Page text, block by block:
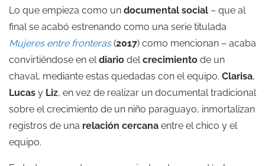
Lo que empieza como un documental social – que al
final se acabó estrenando como una serie titulada
Mujeres entre fronteras(2017) como mencionan – acaba
convirtiéndose en eldiario delcrecimiento de un
chaval, mediante estas quedadas con el equipo. Clarisa,
Lucas y Liz, en vez de realizar un documental tradicional
sobre el crecimiento de un niño paraguayo, inmortalizan
registros de una relación cercana entre el chico y el
equipo.